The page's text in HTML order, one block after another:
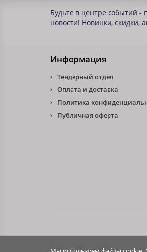
Будьте в центре событий
новости! Новинки, скидки,
Информация
Тендерный отдел
Оплата и доставка
Политика
Публичная оферта